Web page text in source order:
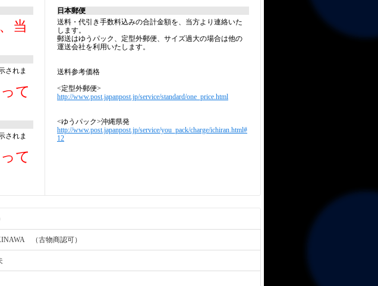
当
されま
て
されま
て
日本郵便
送料・代引き手数料込みの合計金額を、当方より連絡いた
します。
郵送はゆうパック、定型外郵便、サイズ過大の場合は他の
運送会社を利用いたします。
送料参考価格
<定型外郵便>
http://www.post.japanpost.jp/service/standard/one_price.html
<ゆうパック>沖縄県発
http://www.post.japanpost.jp/service/you_pack/charge/ichiran.html#
12
（古物商認可）